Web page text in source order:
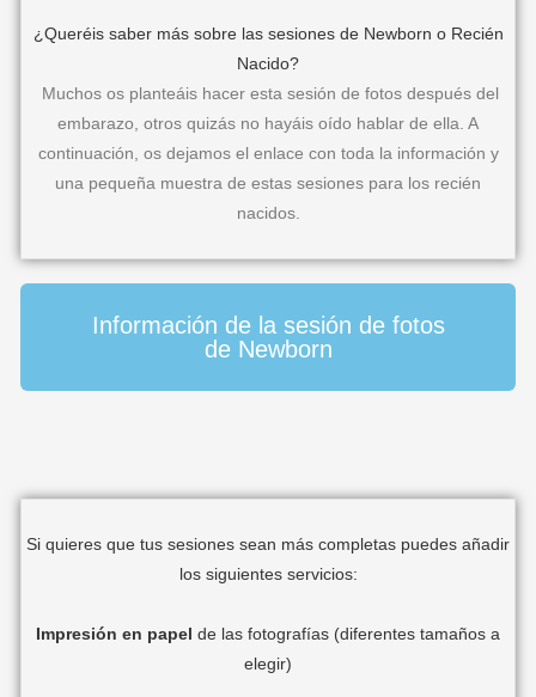
¿Queréis saber más sobre las sesiones de Newborn o Recién
Nacido?
Muchos os planteáis hacer esta sesión de fotos después del
embarazo, otros quizás no hayáis oído hablar de ella. A
continuación, os dejamos el enlace con toda la información y
una pequeña muestra de estas sesiones para los recién
nacidos.
Información de la sesión de fotos
de Newborn
Si quieres que tus sesiones sean más completas puedes añadir
los siguientes servicios:
Impresión en papel de las fotografías (diferentes tamaños a
elegir)